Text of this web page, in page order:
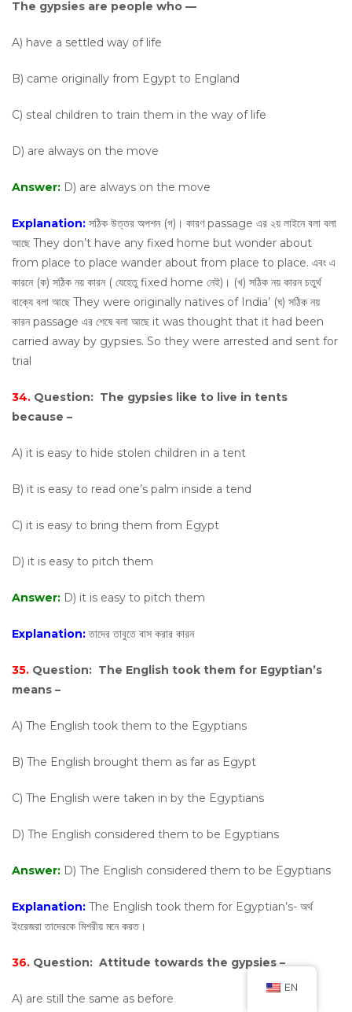
The gypsies are people who —
A) have a settled way of life
B) came originally from Egypt to England
C) steal children to train them in the way of life
D) are always on the move
Answer: D) are always on the move
Explanation: সঠিক উত্তর অপশন (গ)। কারণ passage এর ২য় লাইনে বলা বলা
আছে They don’t have any fixed home but wonder about
from place to place wander about from place to place. এবং এ
কারনে (ক) সঠিক নয় কারন ( যেহেতু fixed home নেই)। (খ) সঠিক নয় কারন চতুর্থ
বাক্যে বলা আছে They were originally natives of India’ (ঘ) সঠিক নয়
কারন passage এর শেষে বলা আছে it was thought that it had been
carried away by gypsies. So they were arrested and sent for
trial
34. Question: The gypsies like to live in tents
because –
A) it is easy to hide stolen children in a tent
B) it is easy to read one’s palm inside a tend
C) it is easy to bring them from Egypt
D) it is easy to pitch them
Answer: D) it is easy to pitch them
Explanation:তাদের তাবুতে বাস করার কারন
35. Question: The English took them for Egyptian’s
means –
A) The English took them to the Egyptians
B) The English brought them as far as Egypt
C) The English were taken in by the Egyptians
D) The English considered them to be Egyptians
Answer: D) The English considered them to be Egyptians
Explanation: The English took them for Egyptian’s- অর্থ
ইংরেজরা তাদেরকে মিশরীয় মনে করত।
36. Question: Attitude towards the gypsies –
A) are still the same as before
EN